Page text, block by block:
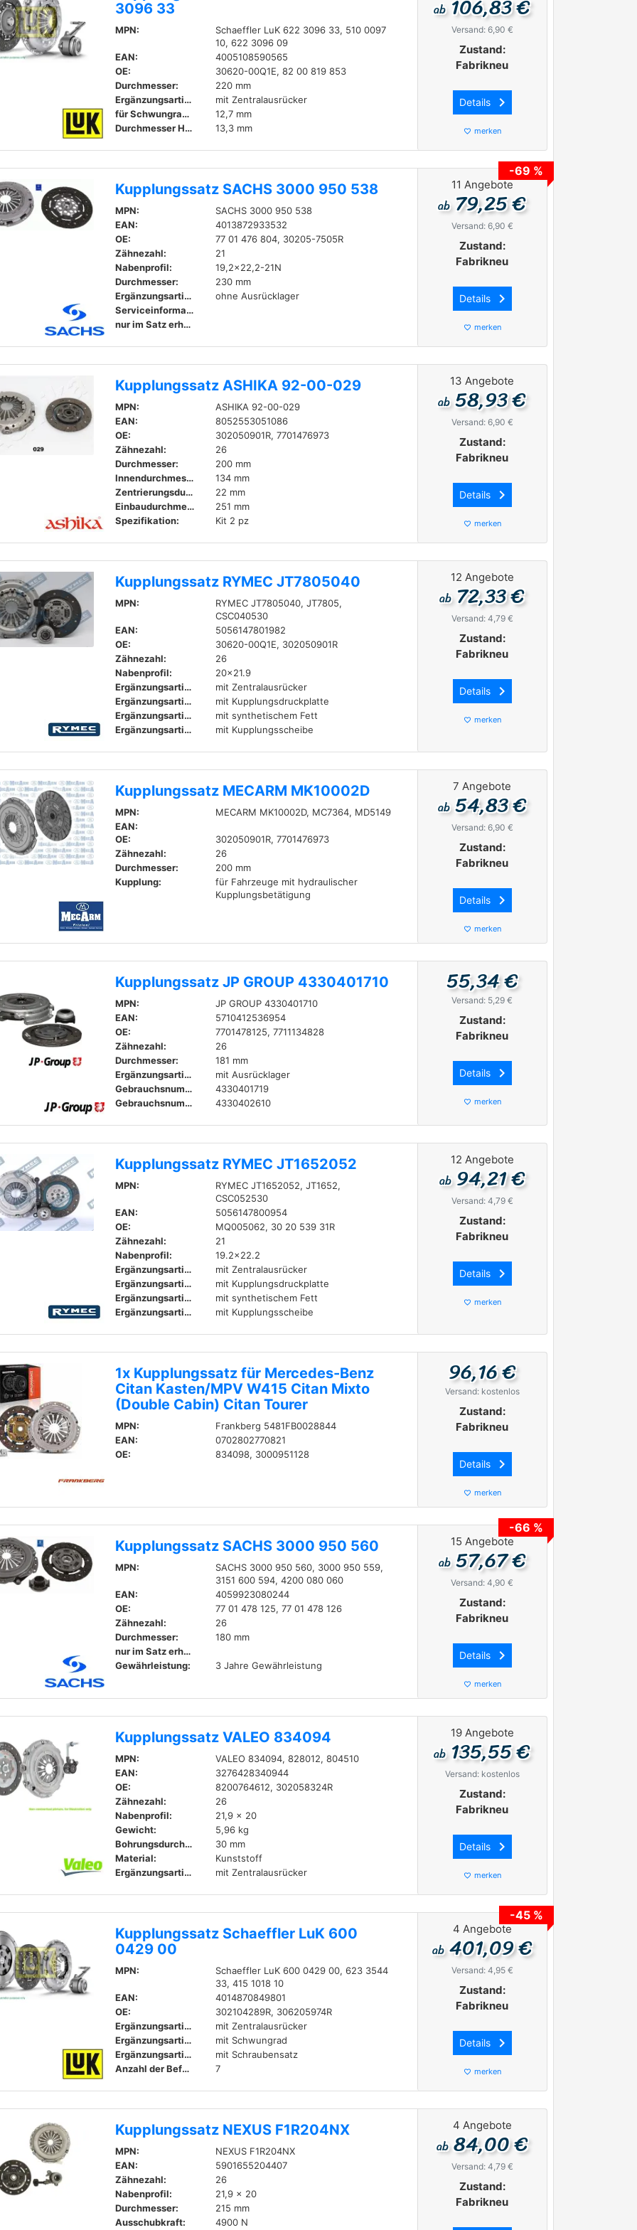
3096 33
MPN:
Schaeffler LuK 622 3096 33, 510 0097
10, 622 3096 09
EAN:
4005108590565
OE:
30620-00Q1E, 82 00 819 853
Durchmesser:
220 mm
Ergänzungsartikel / Ergänzende Info:
mit Zentralausrücker
für Schwungradtiefe:
12,7 mm
Durchmesser Hydraulikanschluss:
13,3 mm
ab
Versand: 6,90 €
Zustand:
Fabrikneu
Details keyboard_arrow_right
favorite_border merken
Kupplungssatz SACHS 3000 950 538
MPN:
SACHS 3000 950 538
EAN:
4013872933532
OE:
77 01 476 804, 30205-7505R
Zähnezahl:
21
Nabenprofil:
19,2x22,2-21N
Durchmesser:
230 mm
Ergänzungsartikel / Ergänzende Info 2:
ohne Ausrücklager
Serviceinformation beachten
nur im Satz erhältlich
-69 %
11 Angebote
ab79,25 €
Versand: 6,90 €
Zustand:
Fabrikneu
Details keyboard_arrow_right
favorite_border merken
Kupplungssatz ASHIKA 92-00-029
MPN:
ASHIKA 92-00-029
EAN:
8052553051086
OE:
302050901R, 7701476973
Zähnezahl:
26
Durchmesser:
200 mm
Innendurchmesser:
134 mm
Zentrierungsdurchmesser:
22 mm
Einbaudurchmesser:
251 mm
Spezifikation:
Kit 2 pz
13 Angebote
ab58,93 €
Versand: 6,90 €
Zustand:
Fabrikneu
Details keyboard_arrow_right
favorite_border merken
Kupplungssatz RYMEC JT7805040
MPN:
RYMEC JT7805040, JT7805,
CSC040530
EAN:
5056147801982
OE:
30620-00Q1E, 302050901R
Zähnezahl:
26
Nabenprofil:
20x21.9
Ergänzungsartikel / Ergänzende Info:
mit Zentralausrücker
Ergänzungsartikel / Ergänzende Info:
mit Kupplungsdruckplatte
Ergänzungsartikel / Ergänzende Info:
mit synthetischem Fett
Ergänzungsartikel / Ergänzende Info 2:
mit Kupplungsscheibe
12 Angebote
ab72,33 €
Versand: 4,79 €
Zustand:
Fabrikneu
Details keyboard_arrow_right
favorite_border merken
Kupplungssatz MECARM MK10002D
MPN:
MECARM MK10002D, MC7364, MD5149
EAN:
OE:
302050901R, 7701476973
Zähnezahl:
26
Durchmesser:
200 mm
Kupplung:
für Fahrzeuge mit hydraulischer
Kupplungsbetätigung
7 Angebote
ab54,83 €
Versand: 6,90 €
Zustand:
Fabrikneu
Details keyboard_arrow_right
favorite_border merken
Kupplungssatz JP GROUP 4330401710
MPN:
JP GROUP 4330401710
EAN:
5710412536954
OE:
7701478125, 7711134828
Zähnezahl:
26
Durchmesser:
181 mm
Ergänzungsartikel / Ergänzende Info 2:
mit Ausrücklager
Gebrauchsnummer:
4330401719
Gebrauchsnummer:
4330402610
55,34 €
Versand: 5,29 €
Zustand:
Fabrikneu
Details keyboard_arrow_right
favorite_border merken
Kupplungssatz RYMEC JT1652052
MPN:
RYMEC JT1652052, JT1652,
CSC052530
EAN:
5056147800954
OE:
MQ005062, 30 20 539 31R
Zähnezahl:
21
Nabenprofil:
19.2x22.2
Ergänzungsartikel / Ergänzende Info:
mit Zentralausrücker
Ergänzungsartikel / Ergänzende Info:
mit Kupplungsdruckplatte
Ergänzungsartikel / Ergänzende Info:
mit synthetischem Fett
Ergänzungsartikel / Ergänzende Info 2:
mit Kupplungsscheibe
12 Angebote
ab94,21 €
Versand: 4,79 €
Zustand:
Fabrikneu
Details keyboard_arrow_right
favorite_border merken
1x Kupplungssatz für Mercedes-Benz
Citan Kasten/MPV W415 Citan Mixto
(Double Cabin) Citan Tourer
MPN:
Frankberg 5481FB0028844
EAN:
0702802770821
OE:
834098, 3000951128
96,16 €
Versand: kostenlos
Zustand:
Fabrikneu
Details keyboard_arrow_right
favorite_border merken
Kupplungssatz SACHS 3000 950 560
MPN:
SACHS 3000 950 560, 3000 950 559,
3151 600 594, 4200 080 060
EAN:
4059923080244
OE:
77 01 478 125, 77 01 478 126
Zähnezahl:
26
Durchmesser:
180 mm
nur im Satz erhältlich
Gewährleistung:
3 Jahre Gewährleistung
-66 %
15 Angebote
ab57,67 €
Versand: 4,90 €
Zustand:
Fabrikneu
Details keyboard_arrow_right
favorite_border merken
Kupplungssatz VALEO 834094
MPN:
VALEO 834094, 828012, 804510
EAN:
3276428340944
OE:
8200764612, 302058324R
Zähnezahl:
26
Nabenprofil:
21,9 x 20
Gewicht:
5,96 kg
Bohrungsdurchmesser:
30 mm
Material:
Kunststoff
Ergänzungsartikel / Ergänzende Info:
mit Zentralausrücker
19 Angebote
ab135,55 €
Versand: kostenlos
Zustand:
Fabrikneu
Details keyboard_arrow_right
favorite_border merken
Kupplungssatz Schaeffler LuK 600
0429 00
MPN:
Schaeffler LuK 600 0429 00, 623 3544
33, 415 1018 10
EAN:
4014870849801
OE:
302104289R, 306205974R
Ergänzungsartikel / Ergänzende Info:
mit Zentralausrücker
Ergänzungsartikel / Ergänzende Info 2:
mit Schwungrad
Ergänzungsartikel / Ergänzende Info 2:
mit Schraubensatz
Anzahl der Befestigungsbohrungen:
7
-45 %
4 Angebote
ab401,09 €
Versand: 4,95 €
Zustand:
Fabrikneu
Details keyboard_arrow_right
favorite_border merken
Kupplungssatz NEXUS F1R204NX
MPN:
NEXUS F1R204NX
EAN:
5901655204407
Zähnezahl:
26
Nabenprofil:
21,9 x 20
Durchmesser:
215 mm
Ausschubkraft:
4900 N
4 Angebote
ab84,00 €
Versand: 4,79 €
Zustand:
Fabrikneu